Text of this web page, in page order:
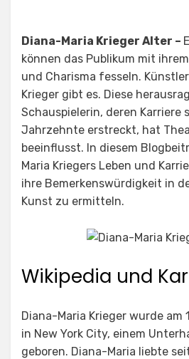
Diana-Maria Krieger Alter –
können das Publikum mit
und Charisma fesseln.
Krieger gibt es. Diese
Schauspielerin, deren Karriere
Jahrzehnte erstreckt, hat
beeinflusst. In diesem
Maria Kriegers Leben und
ihre Bemerkenswürdigkeit in
Kunst zu ermitteln.
Wikipedia und
Diana-Maria Krieger wurde am
in New York City, einem
geboren. Diana-Maria liebte